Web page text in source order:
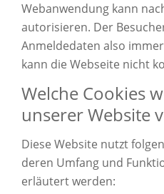
Webanwendung kann
autorisieren. Der
Anmeldedaten also
kann die Webseite nicht
Welche Cookies
unserer Website
Diese Website nutzt
deren Umfang und
erläutert werden: